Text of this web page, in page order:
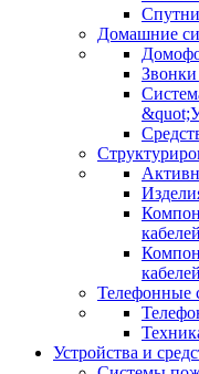
Домашние
кабелей
кабелей
Телефонные
Устройства и